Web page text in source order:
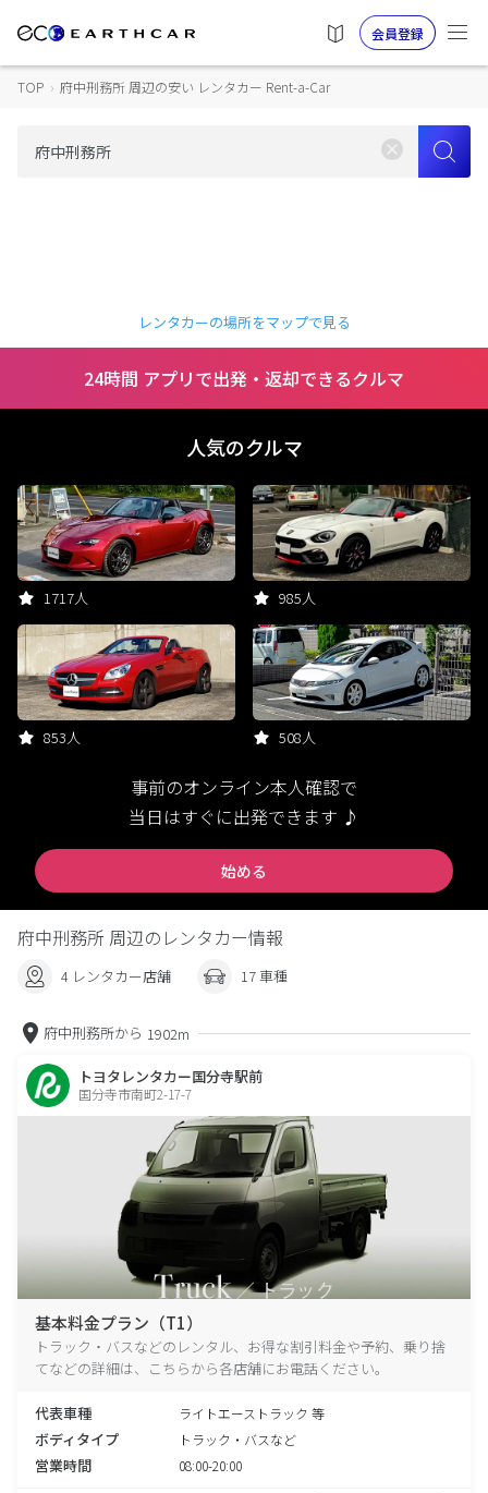
会員登録
TOP › 府中刑務所 周辺の安い レンタカー Rent-a-Car
レンタカーの場所をマップで見る
24時間 アプリで出発・返却できるクルマ
人気のクルマ
1717人 985人
853人 508人
事前のオンライン本人確認で
当日はすぐに出発できます ♪
始める
府中刑務所 周辺のレンタカー情報
4 レンタカー店舗 17 車種
府中刑務所から 1902m
トヨタレンタカー国分寺駅前
国分寺市南町2-17-7
基本料金プラン（T1）
トラック・バスなどのレンタル、お得な割引料金や予約、乗り捨
てなどの詳細は、こちらから各店舗にお電話ください。
代表車種 ライトエーストラック 等
ボディタイプ トラック・バスなど
営業時間 08:00-20:00